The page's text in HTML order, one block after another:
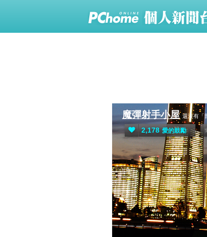
魔彈射手小屋 還沒有「
2,178 愛的鼓勵